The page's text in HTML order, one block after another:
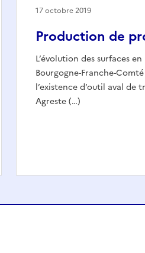
Production de
L’évolution des surfaces
Bourgogne-Franche-
l’existence d’outil aval de
Agreste (…)
17 octobre 2019